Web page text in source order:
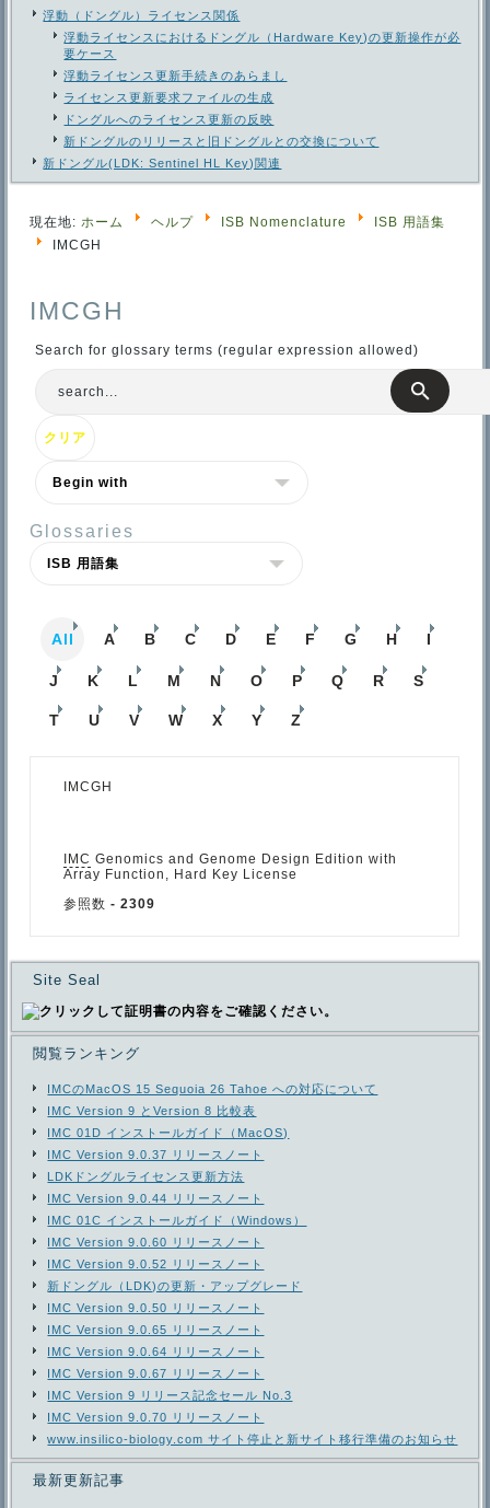
浮動（ドングル）ライセンス関係
浮動ライセンスにおけるドングル（Hardware Key)の更新操作が必
要ケース
浮動ライセンス更新手続きのあらまし
ライセンス更新要求ファイルの生成
ドングルへのライセンス更新の反映
新ドングルのリリースと旧ドングルとの交換について
新ドングル(LDK: Sentinel HL Key)関連
現在地: ホーム ヘルプ ISB Nomenclature
ISB 用語集
IMCGH
IMCGH
Search for glossary terms (regular expression allowed)
Glossaries
All A B C D E F G H I
J K L M N O P Q R S
T U V W X Y Z
IMCGH
IMC Genomics and Genome Design Edition with
Array Function, Hard Key License
参照数 - 2309
Site Seal
閲覧ランキング
IMCのMacOS 15 Sequoia 26 Tahoe への対応について
IMC Version 9 とVersion 8 比較表
IMC 01D インストールガイド（MacOS)
IMC Version 9.0.37 リリースノート
LDKドングルライセンス更新方法
IMC Version 9.0.44 リリースノート
IMC 01C インストールガイド（Windows）
IMC Version 9.0.60 リリースノート
IMC Version 9.0.52 リリースノート
新ドングル（LDK)の更新・アップグレード
IMC Version 9.0.50 リリースノート
IMC Version 9.0.65 リリースノート
IMC Version 9.0.64 リリースノート
IMC Version 9.0.67 リリースノート
IMC Version 9 リリース記念セール No.3
IMC Version 9.0.70 リリースノート
www.insilico-biology.com サイト停止と新サイト移行準備のお知らせ
最新更新記事